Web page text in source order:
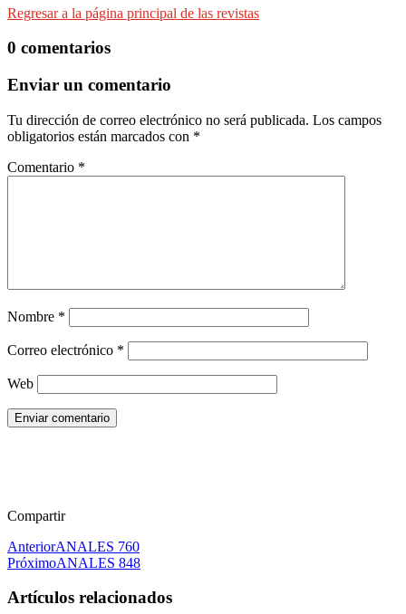
Regresar a la página principal de las revistas
0 comentarios
Enviar un comentario
Tu dirección de correo electrónico no será publicada. Los campos
obligatorios están marcados con *
Comentario *
Nombre *
Correo electrónico *
Web
Enviar comentario
Compartir
AnteriorANALES 760
PróximoANALES 848
Artículos relacionados